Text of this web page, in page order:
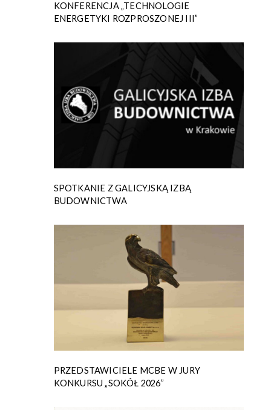
KONFERENCJA „TECHNOLOGIE
ENERGETYKI ROZPROSZONEJ III”
SPOTKANIE Z GALICYJSKĄ IZBĄ
BUDOWNICTWA
PRZEDSTAWICIELE MCBE W JURY
KONKURSU „SOKÓŁ 2026”